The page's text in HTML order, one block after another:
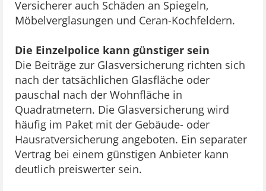
Versicherer auch Schäden an Spiegeln,
Möbelverglasungen und Ceran-Kochfeldern.
Die Einzelpolice kann günstiger sein
Die Beiträge zur Glasversicherung richten sich
nach der tatsächlichen Glasfläche oder
pauschal nach der Wohnfläche in
Quadratmetern. Die Glasversicherung wird
häufig im Paket mit der Gebäude- oder
Hausratversicherung angeboten. Ein separater
Vertrag bei einem günstigen Anbieter kann
deutlich preiswerter sein.